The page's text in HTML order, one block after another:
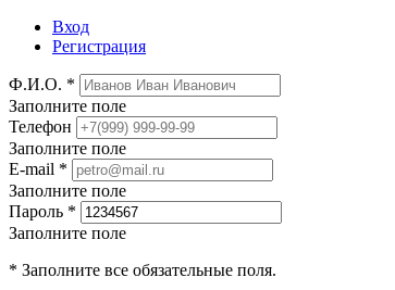
Вход
Регистрация
Ф.И.О. *
Заполните поле
Телефон
Заполните поле
E-mail *
Заполните поле
Пароль *
Заполните поле
* Заполните все обязательные поля.